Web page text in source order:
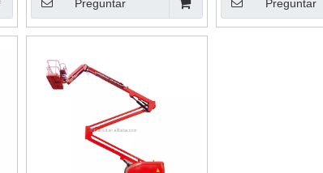
Preguntar Preguntar